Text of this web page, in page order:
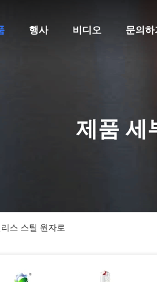
행사 비디오 문의하
제품 세
스 스틸 원자로